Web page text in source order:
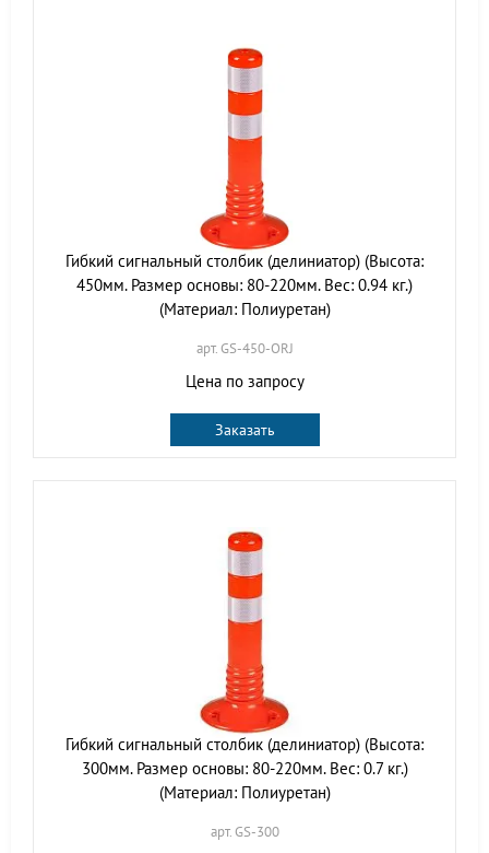
Гибкий сигнальный столбик (делиниатор) (Высота:
450мм. Размер основы: 80-220мм. Вес: 0.94 кг.)
(Материал: Полиуретан)
арт. GS-450-ORJ
Цена по запросу
Заказать
Гибкий сигнальный столбик (делиниатор) (Высота:
300мм. Размер основы: 80-220мм. Вес: 0.7 кг.)
(Материал: Полиуретан)
арт. GS-300